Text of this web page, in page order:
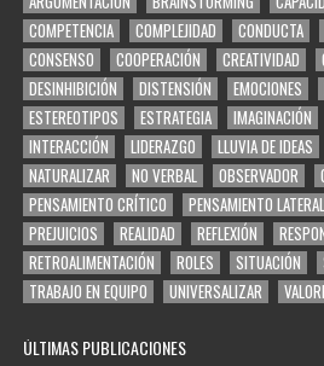
COMPETENCIA
COMPLEJIDAD CONDUCTA
CONSENSO
COOPERACIÓN CREATIVIDAD
DESINHIBICIÓN
DISTENSIÓN EMOCIONES
ESTEREOTIPOS
ESTRATEGIA IMAGINACIÓN
INTERACCIÓN
LIDERAZGO LLUVIA DE IDEAS
NATURALIZAR
NO VERBAL OBSERVADOR
PENSAMIENTO CRÍTICO
PENSAMIENTO LATERAL
PREJUICIOS
REALIDAD REFLEXIÓN
RETROALIMENTACIÓN
ROLES SITUACIÓN
TRABAJO EN EQUIPO
UNIVERSALIZAR
ÚLTIMAS PUBLICACIONES